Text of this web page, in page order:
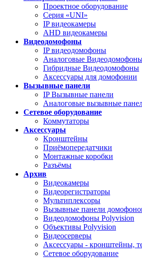
Проектное оборудование
Серия «UNI»
IP видеокамеры
AHD видеокамеры
Видеодомофоны
IP видеодомофоны
Аналоговые
Гибридные Видеодомофоны
Аксессуары для домофонии
Вызывные панели
IP Вызывные панели
Аналоговые вызывные
Сетевое оборудование
Коммутаторы
Аксессуары
Кронштейны
Приёмопередатчики
Монтажные коробки
Разъёмы
Архив
Видеокамеры
Видеорегистраторы
Мультиплексоры
Вызывные панели
Видеодомофоны Polyvision
Объективы Polyvision
Видеосерверы
Аксессуары - кронштейны,
Сетевое оборудование